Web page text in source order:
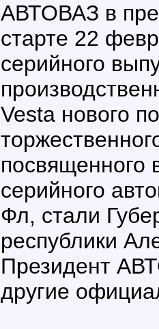
АВТОВАЗ в
старте 22
серийного
Vesta нового
посвященного
серийного
Фл, стали
республики
Президент
другие